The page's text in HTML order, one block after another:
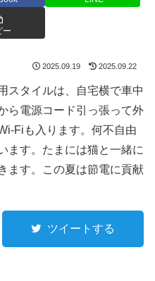
ー
2025.09.19 2025.09.22
スタイルは、自宅横で車中
ら電源コード引っ張って外
Fiも入ります。何不自由
ます。たまには猫と一緒に
ます。この夏は節電に貢献
ツイートする